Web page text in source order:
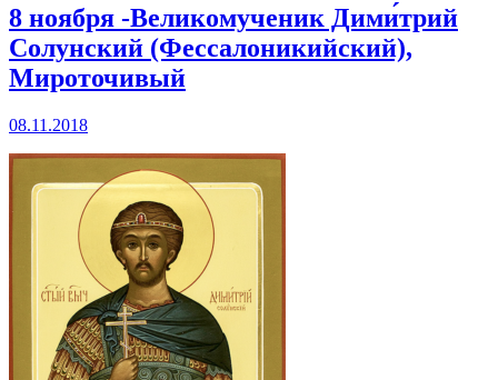
8 ноября -Великомученик Дими́трий
Солунский (Фессалоникийский),
Мироточивый
08.11.2018